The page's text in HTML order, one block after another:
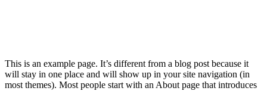
This is an example page. It’s different from a blog post because it
will stay in one place and will show up in your site navigation (in
most themes). Most people start with an About page that introduces